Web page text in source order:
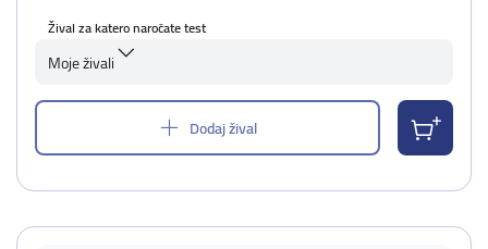
Žival za katero naročate test
Moje živali
Dodaj žival